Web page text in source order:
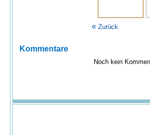
« Zurück
Kommentare
Noch kein